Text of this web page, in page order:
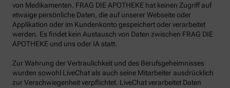
von Medikamenten. FRAG DIE APOTHEKE hat keinen Zugriff auf
etwaige persönliche Daten, die auf unserer Webseite oder
Applikation oder im Kundenkonto gespeichert oder verarbeitet
werden. Es findet kein Austausch von Daten zwischen FRAG DIE
APOTHEKE und uns oder IA statt.
Zur Wahrung der Vertraulichkeit und des Berufsgeheimnisses
wurden sowohl LiveChat als auch seine Mitarbeiter ausdrücklich
zur Verschwiegenheit verpflichtet. LiveChat verarbeitet Daten